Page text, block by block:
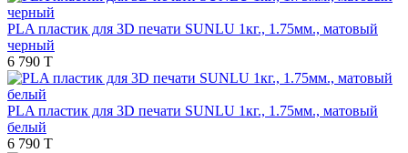
PLA пластик для 3D печати SUNLU 1кг., 1.75мм., матовый
черный
6 790 T
PLA пластик для 3D печати SUNLU 1кг., 1.75мм., матовый
белый
6 790 T